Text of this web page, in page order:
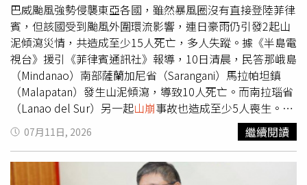
巴威颱風強勢侵襲東亞各國，雖然暴風圈沒有直接登陸菲律
賓，但該國受到颱風外圍環流影響，連日豪雨仍引發2起山
泥傾瀉災情，共造成至少15人死亡，多人失蹤。據《半島電
視台》援引《菲律賓通訊社》報導，10日清晨，民答那峨島
（Mindanao）南部薩蘭加尼省（Sarangani）馬拉帕坦鎮
（Malapatan）發生山泥傾瀉，導致10人死亡。而南拉瑙省
（Lanao del Sur）另一起山崩事故也造成至少5人喪生。在
菲律賓境內被命名為「英黛」（Inday）的巴威颱風，於8日
進入菲律賓責任區（PAR），但在沿著菲律賓海
（Philippine Sea）向西北方向移動、接近呂宋島（Luzon）
北部的過程中，強度有所減弱。針對當地災情，馬拉帕坦鎮
07月11日, 2026 繼續閱讀